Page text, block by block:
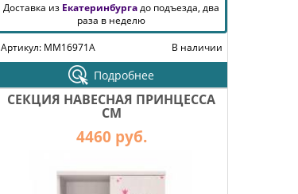
Доставка из Екатеринбургадо подъезда, два
раза в неделю
Артикул: MM16971A
В наличии
Подробнее
СЕКЦИЯ НАВЕСНАЯ ПРИНЦЕССА
СМ
4460 руб.